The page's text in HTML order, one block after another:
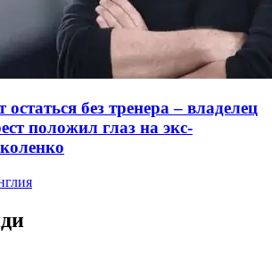
без тренера – владелец
положил глаз на экс-